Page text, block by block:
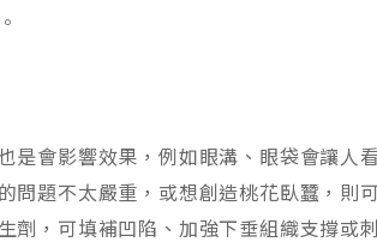
是會影響效果，例如眼溝、眼袋會讓人
題不太嚴重，或想創造桃花臥蠶，則
，可填補凹陷、加強下垂組織支撐或